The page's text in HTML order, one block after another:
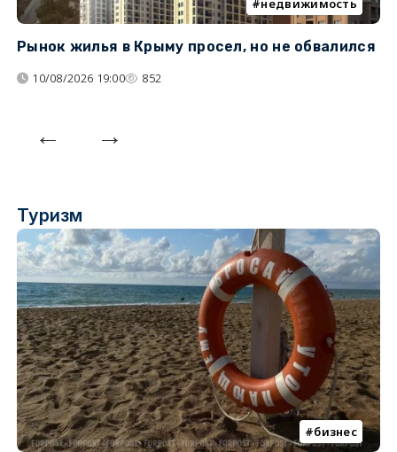
недвижимость
Рынок жилья в Крыму просел, но не обвалился
10/08/2026 19:00 852
Туризм
бизнес